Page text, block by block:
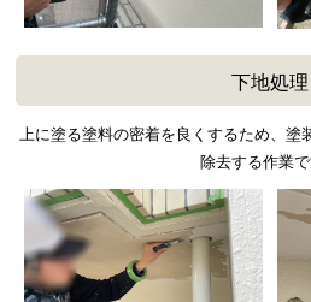
下地処理
上に塗る塗料の密着を良くするため、塗
除去する作業で